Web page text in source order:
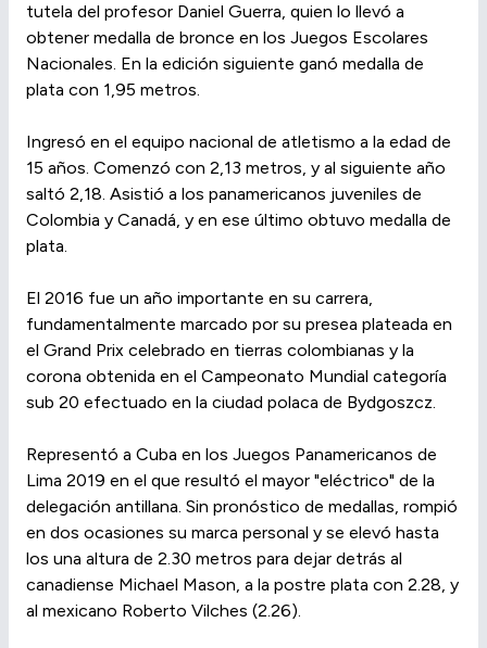
tutela del profesor Daniel Guerra, quien lo llevó a
obtener medalla de bronce en los Juegos Escolares
Nacionales. En la edición siguiente ganó medalla de
plata con 1,95 metros.
Ingresó en el equipo nacional de atletismo a la edad de
15 años. Comenzó con 2,13 metros, y al siguiente año
saltó 2,18. Asistió a los panamericanos juveniles de
Colombia y Canadá, y en ese último obtuvo medalla de
plata.
El 2016 fue un año importante en su carrera,
fundamentalmente marcado por su presea plateada en
el Grand Prix celebrado en tierras colombianas y la
corona obtenida en el Campeonato Mundial categoría
sub 20 efectuado en la ciudad polaca de Bydgoszcz.
Representó a Cuba en los Juegos Panamericanos de
Lima 2019 en el que resultó el mayor "eléctrico" de la
delegación antillana. Sin pronóstico de medallas, rompió
en dos ocasiones su marca personal y se elevó hasta
los una altura de 2.30 metros para dejar detrás al
canadiense Michael Mason, a la postre plata con 2.28, y
al mexicano Roberto Vilches (2.26).